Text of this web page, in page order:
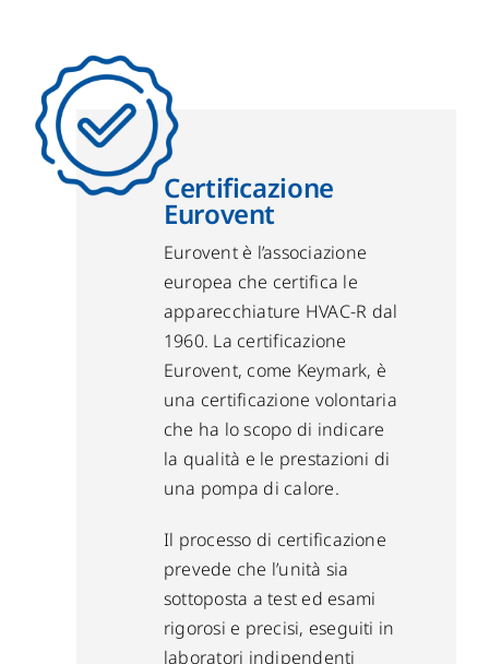
Certificazione
Eurovent
Eurovent è l’associazione
europea che certifica le
apparecchiature HVAC-R dal
1960. La certificazione
Eurovent, come Keymark, è
una certificazione volontaria
che ha lo scopo di indicare
la qualità e le prestazioni di
una pompa di calore.
Il processo di certificazione
prevede che l’unità sia
sottoposta a test ed esami
rigorosi e precisi, eseguiti in
laboratori indipendenti